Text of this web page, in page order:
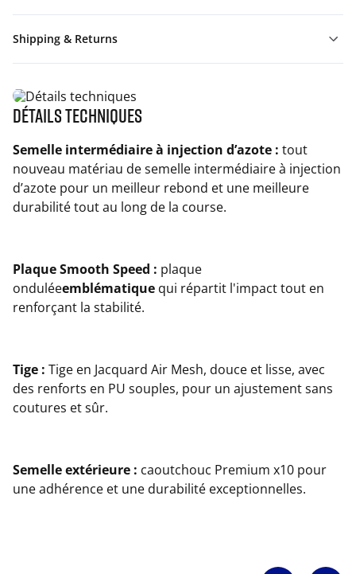
Shipping & Returns
Détails techniques
Semelle intermédiaire à injection d’azote : tout
nouveau matériau de semelle intermédiaire à injection
d’azote pour un meilleur rebond et une meilleure
durabilité tout au long de la course.
Plaque Smooth Speed : plaque
onduléeemblématique qui répartit l'impact tout en
renforçant la stabilité.
Tige : Tige en Jacquard Air Mesh, douce et lisse, avec
des renforts en PU souples, pour un ajustement sans
coutures et sûr.
Semelle extérieure : caoutchouc Premium x10 pour
une adhérence et une durabilité exceptionnelles.